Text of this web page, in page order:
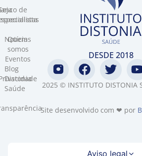
de
Quem
somos
Blog
Distonia
Saúde
DESDE 2018
2025 © INSTITUTO DISTONIA
Site desenvolvido com ❤ por
Notícias
Eventos
Aviso legal